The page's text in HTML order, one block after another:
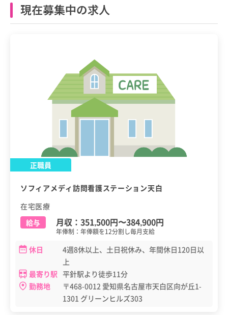
現在募集中の求人
正職員
ソフィアメディ訪問看護ステーション天白
在宅医療
給与
月収： 351,500円〜384,900円
年俸制：年俸額を12分割し毎月支給
休日
4週8休以上、土日祝休み、年間休日120日以
上
最寄り駅 平針駅より徒歩11分
勤務地
〒468-0012 愛知県名古屋市天白区向が丘1-
1301 グリーンヒルズ303